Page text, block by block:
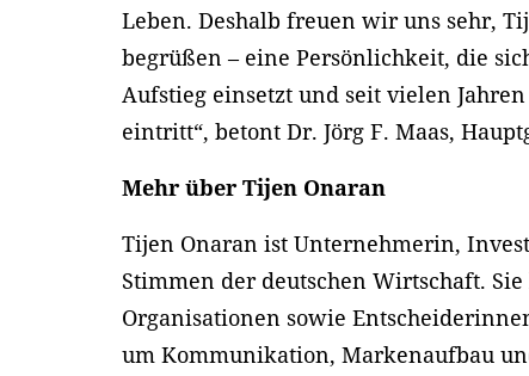
Leben. Deshalb freuen wir uns sehr,
begrüßen – eine Persönlichkeit, die
Aufstieg einsetzt und seit vielen
eintritt“, betont Dr. Jörg F. Maas,
Mehr über Tijen Onaran
Tijen Onaran ist Unternehmerin,
Stimmen der deutschen Wirtschaft.
Organisationen sowie
um Kommunikation, Markenaufbau